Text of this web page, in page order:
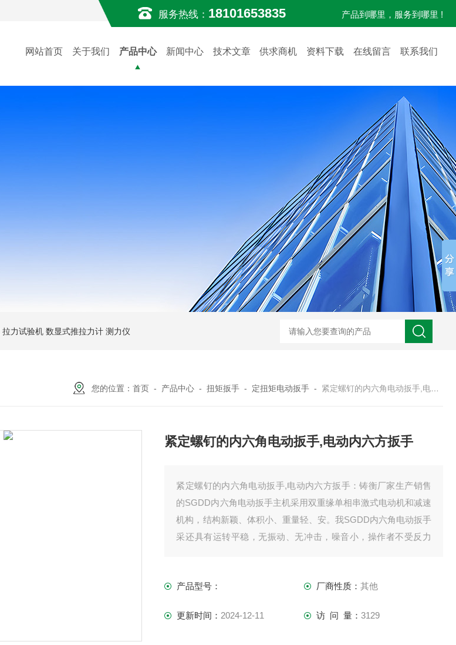
服务热线： 18101653835 产品到哪里，服务到哪里 !
网站首页 关于我们 产品中心 新闻中心 技术文章 供求商机 资料下载 在线留言 联系我们
拉力试验机 数显式推拉力计 测力仪
您的位置：首页 - 产品中心 -扭矩扳手 - 定扭矩电动扳手 - 紧定螺钉的内六角电动扳手,电动内六方扳手
紧定螺钉的内六角电动扳手,电动内六方扳手
紧定螺钉的内六角电动扳手,电动内六方扳手：铸衡厂家生产销售
的SGDD内六角电动扳手主机采用双重缘单相串激式电动机和减速
机构，结构新颖、体积小、重量轻、安。我SGDD内六角电动扳手
采还具有运转平稳，无振动、无冲击，噪音小，操作者不受反力
产品型号： 厂商性质： 其他
更新时间： 2024-12-11 访 问 量： 3129